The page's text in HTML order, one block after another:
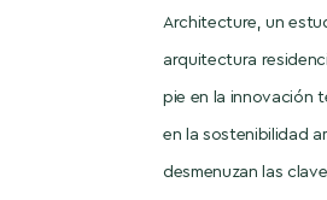
Architecture, un
arquitectura
pie en la innovación
en la sostenibilidad
desmenuzan las